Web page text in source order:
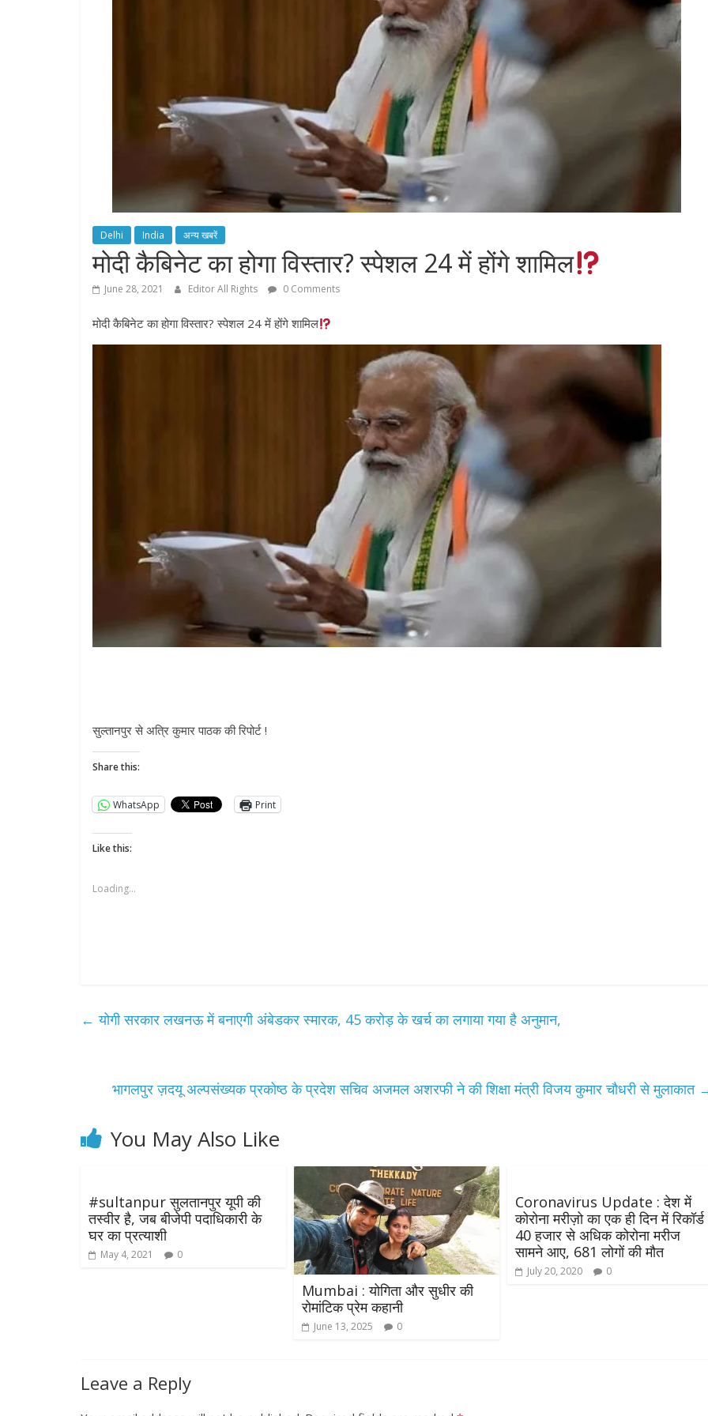
Delhi India अन्य खबरें
मोदी कैबिनेट का होगा विस्तार? स्पेशल 24 में होंगे शामिल
June 28, 2021 Editor All Rights 0 Comments
मोदी कैबिनेट का होगा विस्तार? स्पेशल 24 में होंगे शामिल
सुल्तानपुर से अत्रि कुमार पाठक की रिपोर्ट !
Share this:
WhatsApp Print
Like this:
Loading...
← योगी सरकार लखनऊ में बनाएगी अंबेडकर स्मारक, 45 करोड़ के खर्च का लगाया गया है अनुमान,
भागलपुर ज़दयू अल्पसंख्यक प्रकोष्ठ के प्रदेश सचिव अजमल अशरफी ने की शिक्षा मंत्री विजय कुमार चौधरी से मुलाकात
You May Also Like
#sultanpur​ सुलतानपुर यूपी की
तस्वीर है़, जब बीजेपी पदाधिकारी के
घर का प्रत्याशी
May 4, 2021 0
Mumbai : योगिता और सुधीर की
रोमांटिक प्रेम कहानी
June 13, 2025 0
Coronavirus Update : देश में
कोरोना मरीज़ो का एक ही दिन में रिकॉर्ड
40 हजार से अधिक कोरोना मरीज
सामने आए, 681 लोगों की मौत
July 20, 2020 0
Leave a Reply
All Rights News Bareilly
Uttar
Pradesh
राजनीति हॉट राजनीतिक
समाजवादी पार्टी ने किया महंगाई के